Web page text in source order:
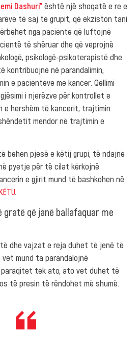
Dashuri” është një shoqatë e re e
të saj të grupit, që ekziston tani
nga pacientë që luftojnë
të shëruar dhe që veprojnë
psikologë-psikoterapistë dhe
kontribuojnë në parandalimin,
e pacientëve me kancer. Qëllimi
i njerëzve për kontrollet e
e hershëm të kancerit, trajtimin
mendor në trajtimin e
bëhen pjesë e këtij grupi, të ndajnë
pyetje për të cilat kërkojnë
e gjirit mund të bashkohen në
.
gratë që janë ballafaquar me
dhe vajzat e reja duhet të jenë të
mund ta parandalojnë
paraqitet tek ato, ato vet duhet të
të presin të rëndohet më shumë.